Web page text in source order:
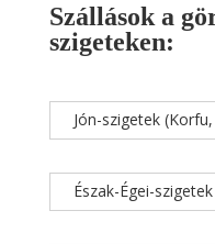
Szállások a
szigeteken:
Jón-szigetek
Észak-Égei-